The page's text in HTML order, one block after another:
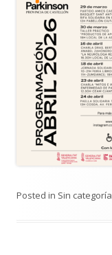
Posted in Sin categoría